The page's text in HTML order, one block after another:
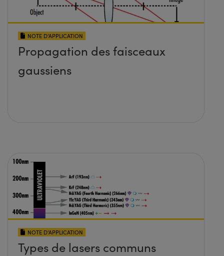
NOTE D’APPLICATION
Propagation des faisceaux
gaussiens
NOTE D’APPLICATION
Types de lasers communs